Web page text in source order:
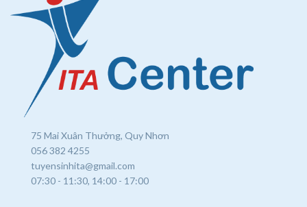
75 Mai Xuân Thưởng, Quy Nhơn
056 382 4255
tuyensinhita@gmail.com
07:30 - 11:30, 14:00 - 17:00